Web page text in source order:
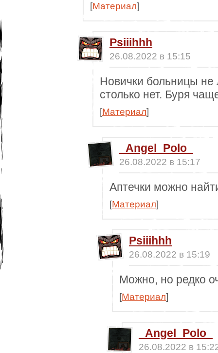
[Материал]
Psiiihhh
26.08.2022 в 15:15
Новички больницы не
столько нет. Буря
[Материал]
_Angel_Polo_
26.08.2022 в 15:17
Аптечки можно
[Материал]
Psiiihhh
26.08.2022 в 15:19
Можно, но редко
[Материал]
_Angel_Polo_
26.08.2022 в